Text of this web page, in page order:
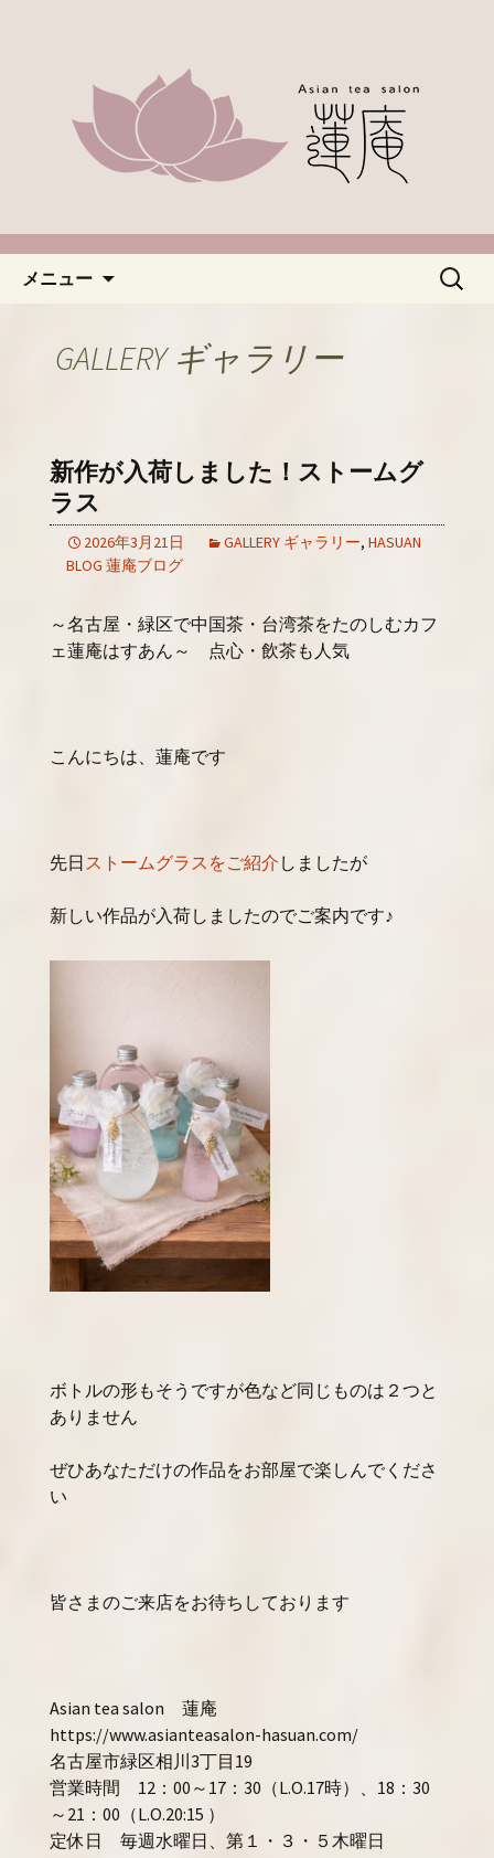
「名古屋・緑区で中国茶が楽し
めるカフェ蓮庵～はすあん
～」のブログ
とした癒しの空間でカフェ使いにどう
ぞ。やさしい甘さ控えめのスイーツや
天津などもございます。新着情報はこ
ちらからチェックしてください。
メニュー
検
GALLERY ギャラリー
新作が入荷しました！ストームグ
ラス
2026年3月21日 GALLERY ギャラリー, HASUAN
BLOG 蓮庵ブログ
～名古屋・緑区で中国茶・台湾茶をたのしむカフ
ェ蓮庵はすあん～ 点心・飲茶も人気
こんにちは、蓮庵です
先日ストームグラスをご紹介 しましたが
新しい作品が入荷しましたのでご案内です♪
ボトルの形もそうですが色など同じものは２つと
ありません
ぜひあなただけの作品をお部屋で楽しんでくださ
い
皆さまのご来店をお待ちしております
Asian tea salon 蓮庵
https://www.asianteasalon-hasuan.com/
名古屋市緑区相川3丁目19
営業時間 12：00～17：30（L.O.17時）、18：30
～21：00（L.O.20:15 ）
定休日 毎週水曜日、第１・３・５木曜日